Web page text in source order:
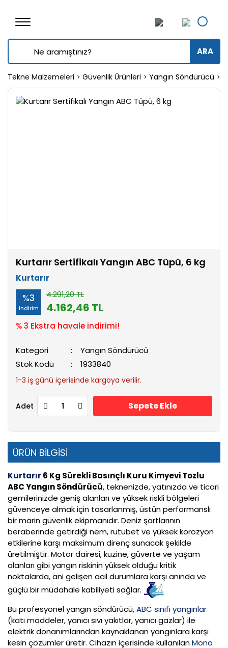
ARA
Tekne Malzemeleri Güvenlik Ürünleri Yangın Söndürücü
Kurtarır Sertifikalı Yangın ABC Tüpü, 6 kg
Kurtarır
%3
indirim
4.291,20 TL
4.162,46 TL
% 3 Ekstra havale indirimi!
Kategori
Yangın Söndürücü
Stok Kodu
1933840
1-3 iş günü içerisinde kargoya verilir.
Adet Sepete Ekle
ÜRÜN BİLGİSİ
Kurtarır 6 Kg Sürekli Basınçlı Kuru Kimyevi Tozlu
ABC Yangın Söndürücü, teknenizde, yatınızda ve ticari
gemilerinizde geniş alanları ve yüksek riskli bölgeleri
güvenceye almak için tasarlanmış, üstün performanslı
bir marin güvenlik ekipmanıdır. Deniz şartlarının
beraberinde getirdiği nem, rutubet ve yüksek korozyon
etkilerine karşı maksimum direnç sunacak şekilde
üretilmiştir. Motor dairesi, kuzine, güverte ve yaşam
alanları gibi yangın riskinin yüksek olduğu kritik
noktalarda, ani gelişen acil durumlara karşı anında ve
güçlü bir müdahale kabiliyeti sağlar.
Bu profesyonel yangın söndürücü,ABC sınıfı yangınlar
(katı maddeler, yanıcı sıvı yakıtlar, yanıcı gazlar) ile
elektrik donanımlarından kaynaklanan yangınlara karşı
kesin çözümler üretir. Cihazın içerisinde kullanılanMono